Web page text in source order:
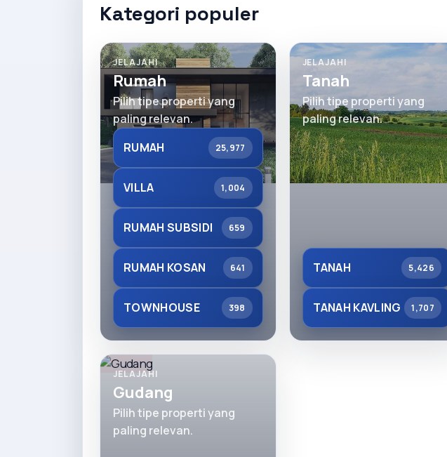
Kategori populer
JELAJAHI
Rumah
Pilih tipe properti yang
paling relevan.
RUMAH
25,977
VILLA 1,004
RUMAH SUBSIDI 659
RUMAH KOSAN 641
TOWNHOUSE 398
JELAJAHI
Tanah
Pilih tipe properti yang
paling relevan.
TANAH 5,426
TANAH KAVLING 1,707
JELAJAHI
Gudang
Pilih tipe properti yang
paling relevan.